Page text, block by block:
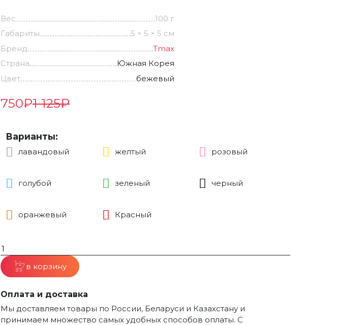
Вес
100 г
Габариты
5 × 5 × 5 см
Бренд
Tmax
Страна
Южная Корея
Цвет
бежевый
1 125₽
750₽
Варианты:
лавандовый желтый розовый
голубой зеленый черный
оранжевый Красный
в корзину
Оплата и доставка
Мы доставляем товары по России, Беларуси и Казахстану и
принимаем множество самых удобных способов оплаты. С